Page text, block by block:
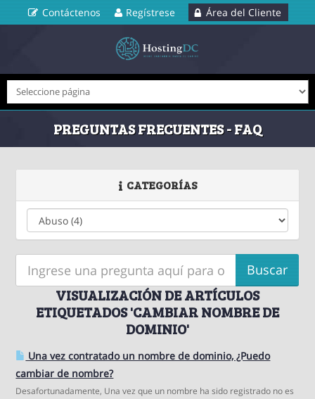
Contáctenos Regístrese Área del Cliente
PREGUNTAS FRECUENTES - FAQ
CATEGORÍAS
VISUALIZACIÓN DE ARTÍCULOS
ETIQUETADOS 'CAMBIAR NOMBRE DE
DOMINIO'
Una vez contratado un nombre de dominio, ¿Puedo
cambiar de nombre?
Desafortunadamente, Una vez que un nombre ha sido registrado no es